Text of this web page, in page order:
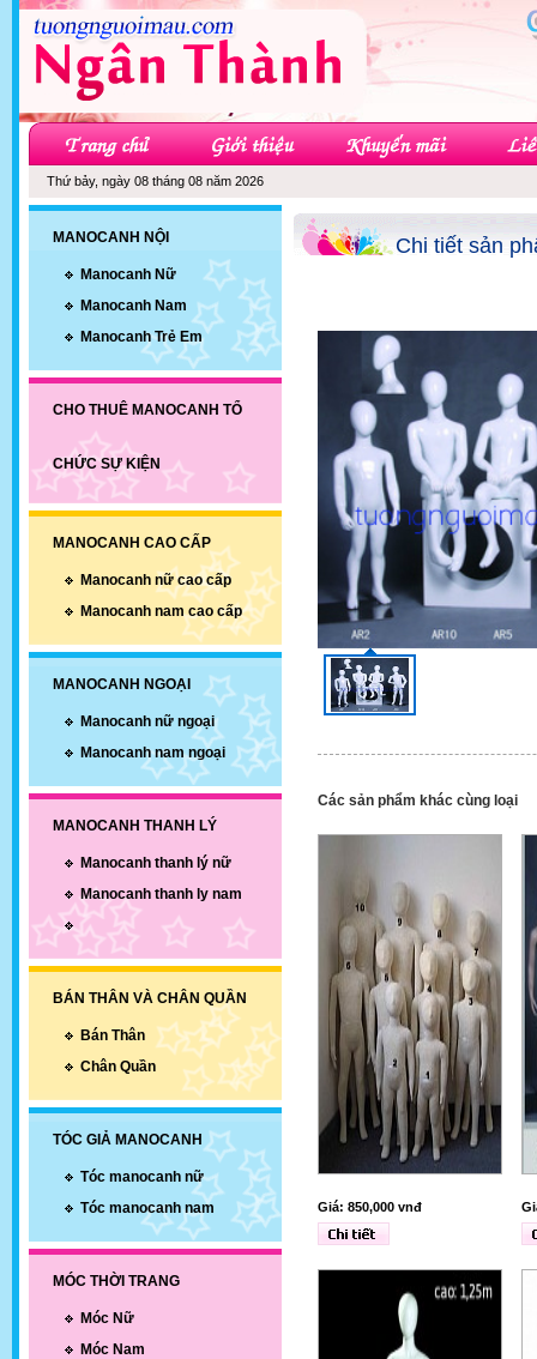
Thứ bảy, ngày 08 tháng 08 năm 2026
MANOCANH NỘI
Manocanh Nữ
Manocanh Nam
Manocanh Trẻ Em
CHO THUÊ MANOCANH TỔ
CHỨC SỰ KIỆN
MANOCANH CAO CẤP
Manocanh nữ cao cấp
Manocanh nam cao cấp
MANOCANH NGOẠI
Manocanh nữ ngoại
Manocanh nam ngoại
MANOCANH THANH LÝ
Manocanh thanh lý nữ
Manocanh thanh ly nam
BÁN THÂN VÀ CHÂN QUẦN
Bán Thân
Chân Quần
TÓC GIẢ MANOCANH
Tóc manocanh nữ
Tóc manocanh nam
MÓC THỜI TRANG
Móc Nữ
Móc Nam
Chi tiết sản
Các sản phẩm khác cùng loại
Giá: 850,000 vnđ